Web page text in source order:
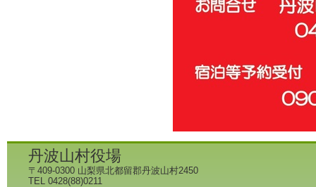
丹波山村役場
〒409-0300 山梨県北都留郡丹波山村2450
TEL 0428(88)0211